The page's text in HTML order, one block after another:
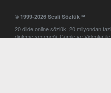
© 1999-2026 Sesli Sözlük™
20 dilde online sözlük. 20 milyondan
dinleme seçeneği. Cümle ve Videolar